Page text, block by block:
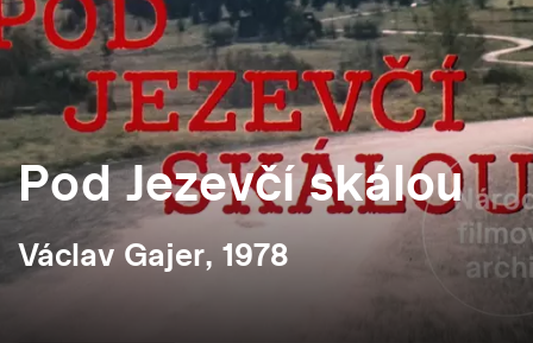
Pod Jezevčí skálou
Václav Gajer, 1978